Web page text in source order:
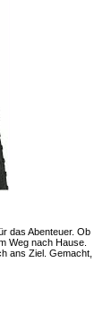
das Abenteuer. Ob
Weg nach Hause.
ans Ziel. Gemacht,